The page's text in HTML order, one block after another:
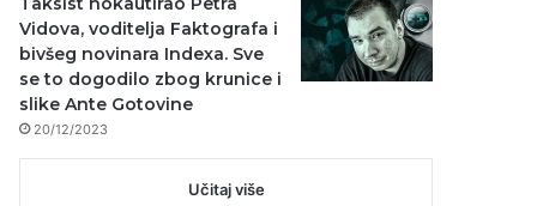
Vidova, voditelja Faktografa i
bivšeg novinara Indexa. Sve
se to dogodilo zbog krunice i
slike Ante Gotovine
20/12/2023
Učitaj više